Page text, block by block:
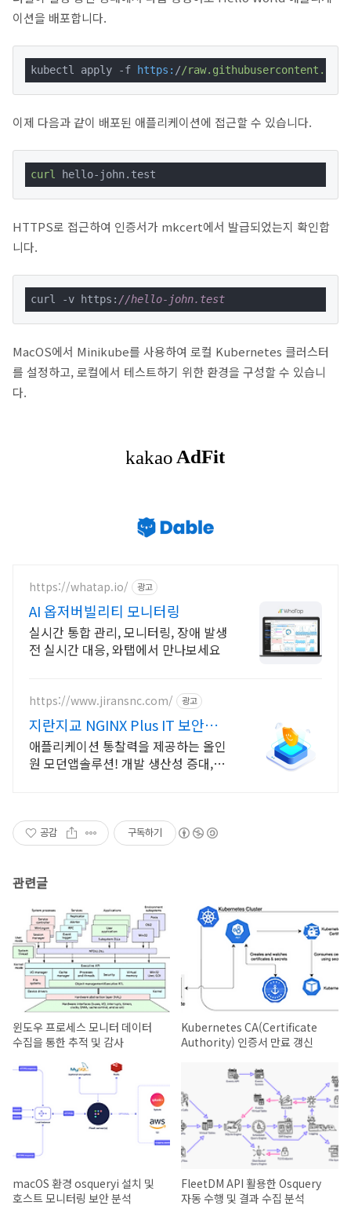
이션을 배포합니다.
kubectl apply -f https: //
이제 다음과 같이 배포된 애플리케이션에 접근할 수 있습니다.
curl hello-john.test
HTTPS로 접근하여 인증서가 mkcert에서 발급되었는지 확인합
니다.
curl -v https: //hello-john.test
MacOS에서 Minikube를 사용하여 로컬 Kubernetes 클러스터
를 설정하고, 로컬에서 테스트하기 위한 환경을 구성할 수 있습니
다.
https://whatap.io/ 광고
AI 옵저버빌리티 모니터링
실시간 통합 관리, 모니터링, 장애 발생
전 실시간 대응, 와탭에서 만나보세요
https://www.jiransnc.com/ 광고
지란지교 NGINX Plus IT 보안솔
루션 전문기업
애플리케이션 통찰력을 제공하는 올인
원 모던앱솔루션! 개발 생산성 증대,비
공감 구독하기
관련글
윈도우 프로세스 모니터 데이터
수집을 통한 추적 및 감사
Kubernetes CA(Certificate
Authority) 인증서 만료 갱신
macOS 환경 osqueryi 설치 및
호스트 모니터링 보안 분석
FleetDM API 활용한 Osquery
자동 수행 및 결과 수집 분석